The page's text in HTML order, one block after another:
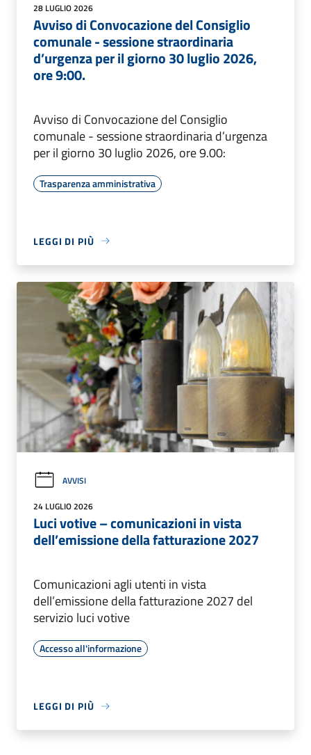
28 LUGLIO 2026
Avviso di Convocazione del Consiglio
comunale - sessione straordinaria
d’urgenza per il giorno 30 luglio 2026,
ore 9:00.
Avviso di Convocazione del Consiglio
comunale - sessione straordinaria d’urgenza
per il giorno 30 luglio 2026, ore 9.00:
Trasparenza amministrativa
LEGGI DI PIÙ
AVVISI
24 LUGLIO 2026
Luci votive – comunicazioni in vista
dell’emissione della fatturazione 2027
Comunicazioni agli utenti in vista
dell’emissione della fatturazione 2027 del
servizio luci votive
Accesso all'informazione
LEGGI DI PIÙ